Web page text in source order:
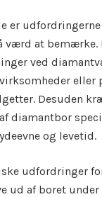
er
værd at bemærke.
ved
eller
Desuden
diamantbor
og levetid.
udfordringer
ud af boret